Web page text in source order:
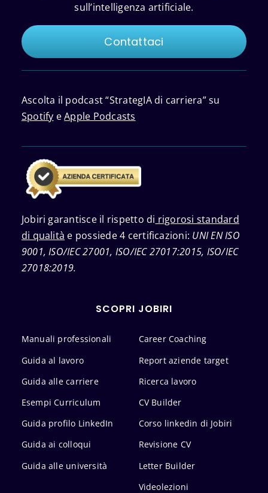
sull’intelligenza artificiale.
Contattaci
Ascolta il podcast “StrategIA di carriera” su
Spotify eApple Podcasts
Jobiri garantisce il rispetto di rigorosi standard
di qualità e possiede 4 certificazioni: UNI EN ISO
9001, ISO/IEC 27001, ISO/IEC 27017:2015, ISO/IEC
27018:2019.
SCOPRI JOBIRI
Manuali professionali
Guida al lavoro
Guida alle carriere
Esempi Curriculum
Guida profilo LinkedIn
Guida ai colloqui
Guida alle università
Career Coaching
Report aziende target
Ricerca lavoro
CV Builder
Corso linkedin di Jobiri
Revisione CV
Letter Builder
Videolezioni